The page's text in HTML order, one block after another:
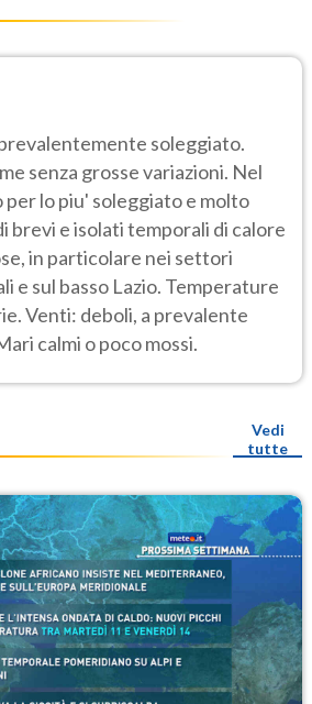
soleggiato.
senza grosse variazioni. Nel
lo piu' soleggiato e molto
brevi e isolati temporali di calore
in particolare nei settori
e sul basso Lazio. Temperature
Venti: deboli, a prevalente
calmi o poco mossi.
Vedi
tutte